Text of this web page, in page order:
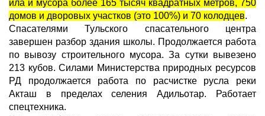
ила и мусора более 165 тысяч квадратных метров, 750
домов и дворовых участков (это 100%) и 70 колодцев.
Спасателями Тульского спасательного центра
завершен разбор здания школы. Продолжается работа
по вывозу строительного мусора. За сутки вывезено
213 кубов. Силами Министерства природных ресурсов
РД продолжается работа по расчистке русла реки
Акташ в пределах селения Адильотар. Работает
спецтехника.